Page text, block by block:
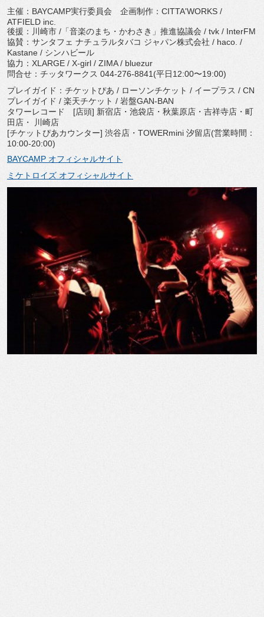
主催：BAYCAMP実行委員会 企画制作：CITTA'WORKS /
ATFIELD inc.
後援：川崎市 /「音楽のまち・かわさき」推進協議会 / tvk / InterFM
協賛：サンタフェ ナチュラルタバコ ジャパン株式会社 / haco. /
Kastane / シンハビール
協力：XLARGE / X-girl / ZIMA / bluezur
問合せ：チッタワークス 044-276-8841(平日12:00〜19:00)
プレイガイド：チケットぴあ / ローソンチケット / イープラス / CN
プレイガイド / 楽天チケット / 岩盤GAN-BAN
タワーレコード [店頭] 新宿店・池袋店・秋葉原店・吉祥寺店・町
田店・ 川崎店
[チケットぴあカウンター] 渋谷店・TOWERmini 汐留店(営業時間：
10:00-20:00)
BAYCAMP オフィシャルサイト
ミケトロイズ オフィシャルサイト